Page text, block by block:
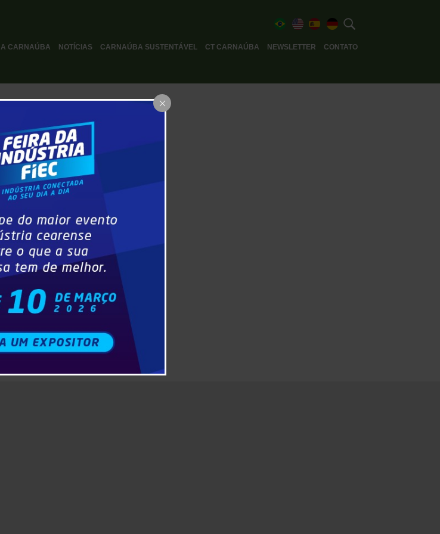
A CARNAÚBA NOTÍCIAS CARNAÚBA SUSTENTÁVEL CT CARNAÚBA NEWSLETTER CONTATO